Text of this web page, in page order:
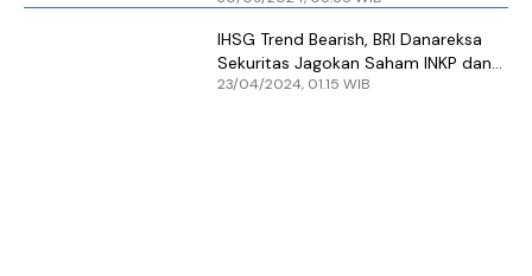
IHSG Trend Bearish, BRI Danareksa
Sekuritas Jagokan Saham INKP dan
BBNI
23/04/2024, 01.15 WIB